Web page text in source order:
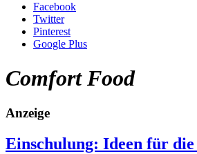
Facebook
Twitter
Pinterest
Google Plus
Comfort Food
Anzeige
Einschulung: Ideen für